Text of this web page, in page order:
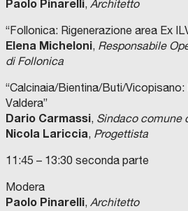
Paolo Pinarelli, Architetto
“Follonica: Rigenerazione area Ex
Elena Micheloni, Responsabile
di Follonica
“Calcinaia/Bientina/Buti/
Valdera”
Dario Carmassi, Sindaco comune
Nicola Lariccia, Progettista
11:45 – 13:30 seconda parte
Modera
Paolo Pinarelli, Architetto